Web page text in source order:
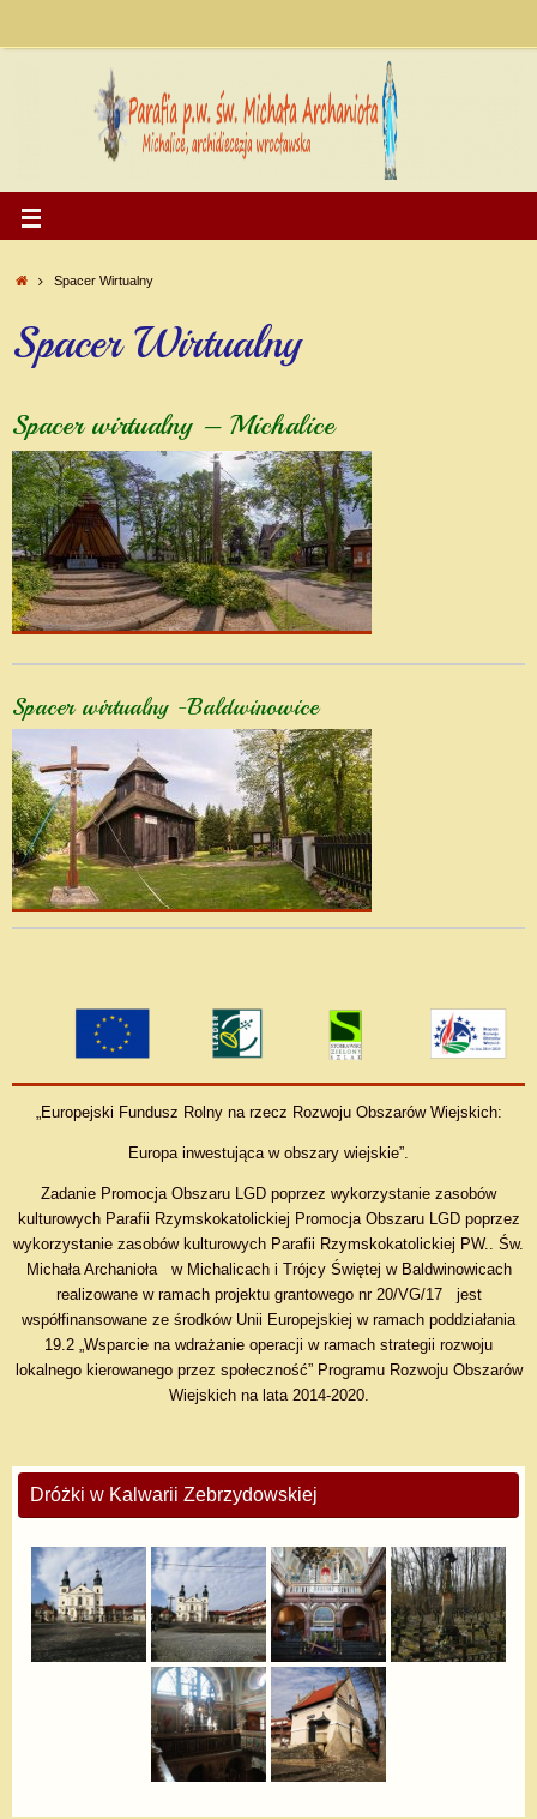
Spacer Wirtualny
Spacer Wirtualny
Spacer wirtualny – Michalice
Spacer wirtualny -Baldwinowice
„Europejski Fundusz Rolny na rzecz Rozwoju Obszarów Wiejskich:
Europa inwestująca w obszary wiejskie”.
Zadanie Promocja Obszaru LGD poprzez wykorzystanie zasobów
kulturowych Parafii Rzymskokatolickiej Promocja Obszaru LGD poprzez
wykorzystanie zasobów kulturowych Parafii Rzymskokatolickiej PW.. Św.
Michała Archanioła w Michalicach i Trójcy Świętej w Baldwinowicach
realizowane w ramach projektu grantowego nr 20/VG/17 jest
współfinansowane ze środków Unii Europejskiej w ramach poddziałania
19.2 „Wsparcie na wdrażanie operacji w ramach strategii rozwoju
lokalnego kierowanego przez społeczność” Programu Rozwoju Obszarów
Wiejskich na lata 2014-2020.
Dróżki w Kalwarii Zebrzydowskiej